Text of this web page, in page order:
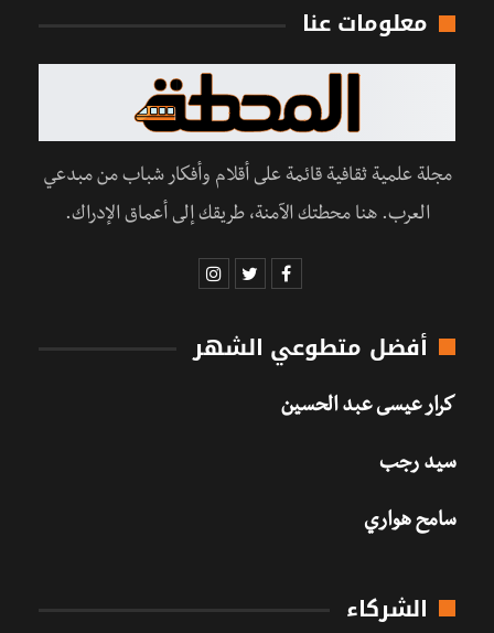
معلومات عنا
مجلة علمية ثقافية قائمة على أقلام وأفكار شباب من مبدعي
العرب. هنا محطتك الآمنة، طريقك إلى أعماق الإدراك.
أفضل متطوعي الشهر
كرار عيسى عبد الحسين
سيد رجب
سامح هواري
الشركاء